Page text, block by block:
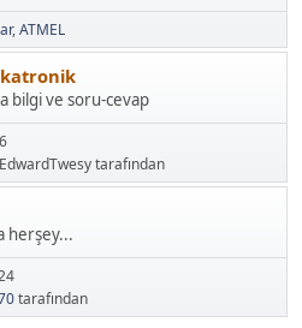
ATMEL
bilgi ve soru-cevap
tarafından